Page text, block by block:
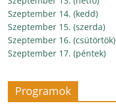
Szeptember 14. (kedd)
Szeptember 15. (szerda)
Szeptember 16. (csütörtök)
Szeptember 17. (péntek)
Programok